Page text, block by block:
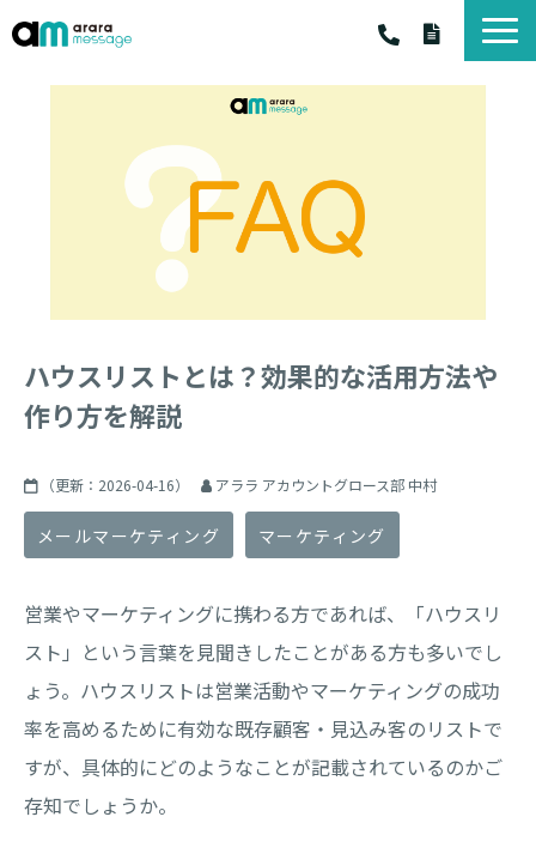
アララ メッセージ
料金・プラン
お客様の声
お役立ちコラム
ハウスリストとは？効果的な活用方法や
作り方を解説
（更新： 2026-04-16） アララ アカウントグロース部 中村
メールマーケティング マーケティング
営業やマーケティングに携わる方であれば、「ハウスリ
スト」という言葉を見聞きしたことがある方も多いでし
ょう。ハウスリストは営業活動やマーケティングの成功
率を高めるために有効な既存顧客・見込み客のリストで
すが、具体的にどのようなことが記載されているのかご
存知でしょうか。